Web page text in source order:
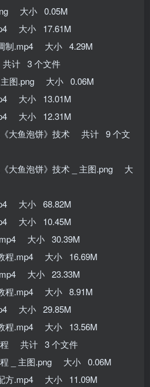
大小 0.05M
大小 17.61M
制.mp4 大小 4.29M
计 3 个文件
主图.png 大小 0.06M
大小 13.01M
大小 12.31M
《大鱼泡饼》技术 共计 9 个文
大鱼泡饼》技术 _ 主图.png 大
大小 68.82M
大小 10.45M
.mp4 大小 30.39M
程.mp4 大小 16.69M
.mp4 大小 23.33M
程.mp4 大小 8.91M
大小 29.85M
程.mp4 大小 13.56M
程 共计 3 个文件
程 _ 主图.png 大小 0.06M
方.mp4 大小 11.09M